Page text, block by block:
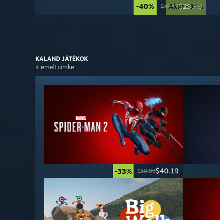
-40% $49.99$29.99
Akár -95%
KALAND JÁTÉKOK
Kiemelt címke
-33% $59.99$40.19